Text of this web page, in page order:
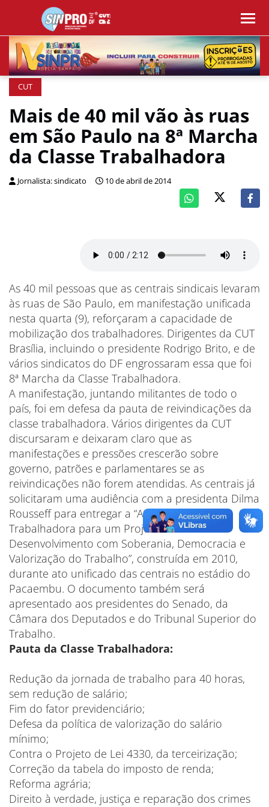
CUT
Mais de 40 mil vão às ruas
em São Paulo na 8ª Marcha
da Classe Trabalhadora
Jornalista: sindicato 10 de abril de 2014
As 40 mil pessoas que as centrais sindicais levaram
às ruas de São Paulo, em manifestação unificada
nesta quarta (9), reforçaram a capacidade de
mobilização dos trabalhadores. Dirigentes da CUT
Brasília, incluindo o presidente Rodrigo Brito, e de
vários sindicatos do DF engrossaram essa que foi
8ª Marcha da Classe Trabalhadora.
A manifestação, juntando militantes de todo o
país, foi em defesa da pauta de reivindicações da
classe trabalhadora. Vários dirigentes da CUT
discursaram e deixaram claro que as
manifestações e pressões crescerão sobre
governo, patrões e parlamentares se as
reivindicações não forem atendidas. As centrais já
solicitaram uma audiência com a presidenta Dilma
Rousseff para entregar a “Agenda da Classe
Trabalhadora para um Projeto Nacional de
Desenvolvimento com Soberania, Democracia e
Valorização do Trabalho”, construída em 2010,
durante ato unificado das centrais no estádio do
Pacaembu. O documento também será
apresentado aos presidentes do Senado, da
Câmara dos Deputados e do Tribunal Superior do
Trabalho.
Pauta da Classe Trabalhadora:
Redução da jornada de trabalho para 40 horas,
sem redução de salário;
Fim do fator previdenciário;
Defesa da política de valorização do salário
mínimo;
Contra o Projeto de Lei 4330, da terceirização;
Correção da tabela do imposto de renda;
Reforma agrária;
Direito à verdade, justiça e reparação dos crimes